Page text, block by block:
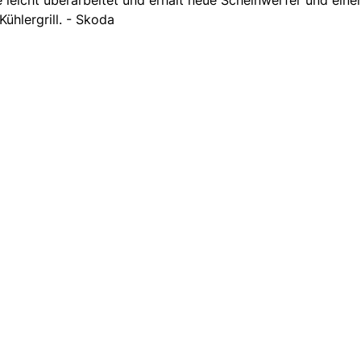
Kühlergrill. - Skoda